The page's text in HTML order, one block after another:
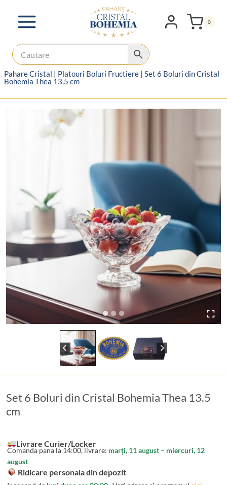
0
Pahare Cristal | Platouri Boluri Fructiere | Set 6 Boluri din Cristal
Bohemia Thea 13.5 cm
Set 6 Boluri din Cristal Bohemia Thea 13.5
cm
Livrare Curier/Locker
Comanda pana la 14:00, livrare: marți, 11 august – miercuri, 12
august
Ridicare personala din depozit